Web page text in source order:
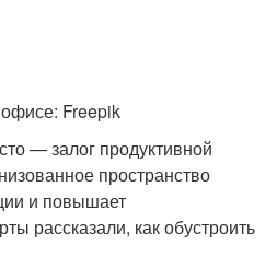
Freepik
— залог продуктивной
пространство
и повышает
рассказали, как обустроить